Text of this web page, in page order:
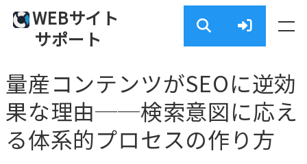
WEBサイト
サポート
量産コンテンツがSEOに逆効
果な理由──検索意図に応え
る体系的プロセスの作り方